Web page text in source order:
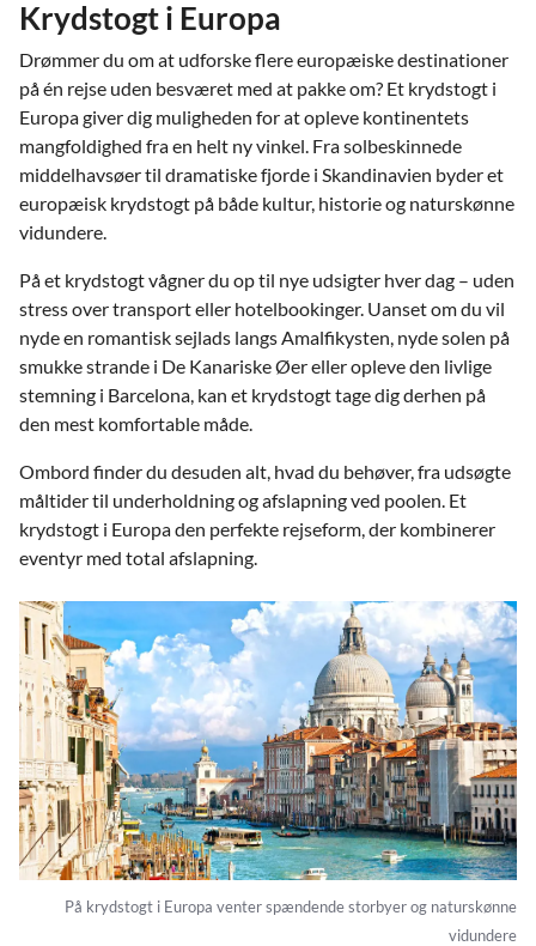
Krydstogt i Europa
Drømmer du om at udforske flere europæiske destinationer
på én rejse uden besværet med at pakke om? Et krydstogt i
Europa giver dig muligheden for at opleve kontinentets
mangfoldighed fra en helt ny vinkel. Fra solbeskinnede
middelhavsøer til dramatiske fjorde i Skandinavien byder et
europæisk krydstogt på både kultur, historie og naturskønne
vidundere.
På et krydstogt vågner du op til nye udsigter hver dag – uden
stress over transport eller hotelbookinger. Uanset om du vil
nyde en romantisk sejlads langs Amalfikysten, nyde solen på
smukke strande i De Kanariske Øer eller opleve den livlige
stemning i Barcelona, kan et krydstogt tage dig derhen på
den mest komfortable måde.
Ombord finder du desuden alt, hvad du behøver, fra udsøgte
måltider til underholdning og afslapning ved poolen. Et
krydstogt i Europa den perfekte rejseform, der kombinerer
eventyr med total afslapning.
På krydstogt i Europa venter spændende storbyer og naturskønne
vidundere